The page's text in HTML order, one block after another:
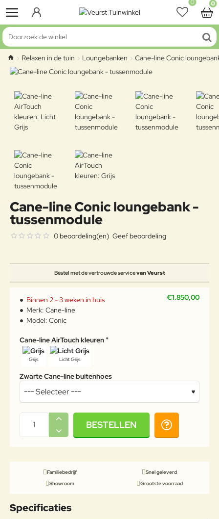
0 0
Doorzoek de winkel
home
Relaxen in de tuin Loungebanken Cane-line Conic
Cane-line Conic loungebank -
tussenmodule
Bestel met de vertrouwde servicevan Veurst
0 beoordeling(en) Geef beoordeling
€1.850,00
Binnen 2 - 3 weken in huis
Merk: Cane-line
Model: Conic
Cane-line AirTouch kleuren
Grijs Licht Grijs
Zwarte Cane-line buitenhoes
BESTELLEN
Familiebedrijf
Snel geleverd
Showroom
Grootste voorraad
Specificaties